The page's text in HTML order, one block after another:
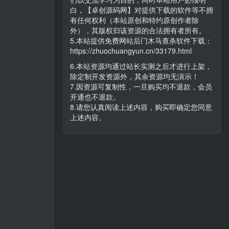
白，【卓创源码网】对提供下载的软件等不拥
有任何权利（本站原创和特约原创作者除
外），其版权归该资源的合法拥有者所有。
5.本站提供免费网站后门木马查杀软件下载：
https://zhuochuangyun.cn/33179.html
6.本站资源均通过站长实测之后才进行上架，
除定制开发资源外，其余资源均无演示！
7.因资源可复制性，一旦购买均不退款，会员
开通也不退款。
8.请您认真阅读上述内容，购买即确定您同意
上述内容。